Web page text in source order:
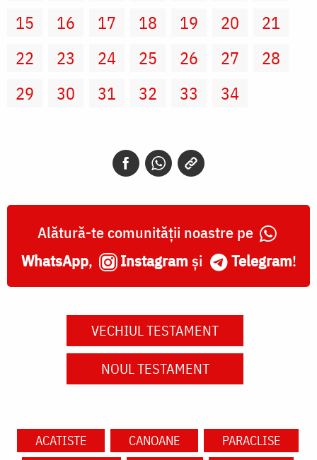
15
16 17 18 19 20
21
22
23 24 25 26 27
28
29
30 31 32 33 34
Alătură-te comunității noastre pe
WhatsApp, Instagram și Telegram!
VECHIUL TESTAMENT
NOUL TESTAMENT
ACATISTE CANOANE
PARACLISE